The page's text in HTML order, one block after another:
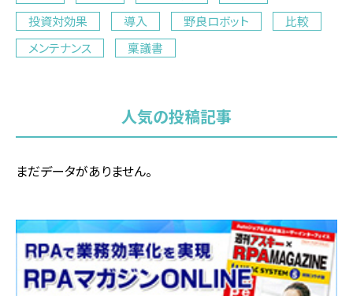
投資対効果
導入 野良ロボット
比較
メンテナンス
稟議書
人気の投稿記事
まだデータがありません。